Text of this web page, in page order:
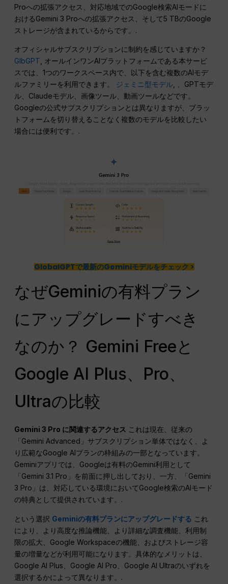
Proへの拡張アクセス、対応地域でのGoogle検索AIモードに
おけるGemini 3 Proへの拡張アクセス、そして5 TBのGoogle
ストレージが含まれているからです。.
オフィシャルサブスクリプションに制約を感じていますか？
GlbGPT , オールインワンAIプラットフォームである本サービ
スでは、1つのワークスペース内で、以下を含む複数のAIモデ
ルファミリーを利用できます。 ジェミニ型モデル , 、GPTモデ
ル、Claudeモデル、画像ツール、動画ツールなどです。
Googleの公式サブスクリプションとは異なりますが、プラッ
トフォームを切り替えることなく複数のモデルを比較したい
場合には便利です。.
GlobalGPTで最新のGeminiモデルをチェック >
なぜGeminiの有料プラン
にアップグレードすべき
なのか？ Gemini Freeと
Google AI Plus、Pro、
Ultraの比較
Gemini 3 Pro に関連するアクセス これは現在、従来の
「Gemini Advanced」サブスクリプション単体ではなく、よ
り広範なGoogle AIプランの枠組みの一部となっています。
Geminiアプリでは、Googleは有料のGemini利用として
「Gemini 3.1 Pro」を前面に押し出しており、一方、「Gemini
3 Pro」は、対応している環境においてGoogle検索のAIモード
の特典として提供されています。.
という選択 Geminiの有料プランにアップグレードする これ
により、より高度な推論機能、より詳細な調査機能、利用制
限の拡大、Google Workspaceの機能、およびストレージ容
量の増量などが利用可能になります。具体的なメリットは、
Google AI Plus、Google AI Pro、Google AI Ultraのいずれを
選択するかによって異なります。.